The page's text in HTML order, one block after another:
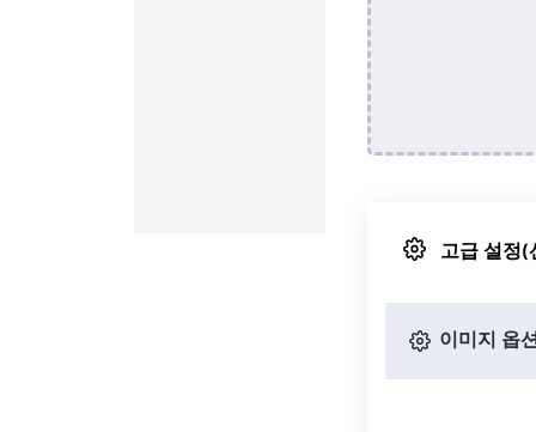
고급 설정(
이미지 옵